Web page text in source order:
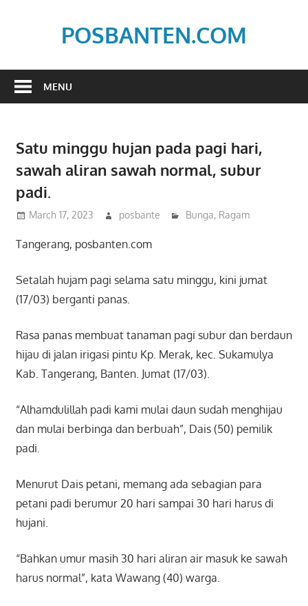
POSBANTEN.COM
Dan
MENU
Satu minggu hujan pada pagi hari,
sawah aliran sawah normal, subur
padi.
March 17, 2023 posbante Bunga, Ragam
Tangerang, posbanten.com
Setalah hujam pagi selama satu minggu, kini jumat
(17/03) berganti panas.
Rasa panas membuat tanaman pagi subur dan berdaun
hijau di jalan irigasi pintu Kp. Merak, kec. Sukamulya
Kab. Tangerang, Banten. Jumat (17/03).
“Alhamdulillah padi kami mulai daun sudah menghijau
dan mulai berbinga dan berbuah”, Dais (50) pemilik
padi.
Menurut Dais petani, memang ada sebagian para
petani padi berumur 20 hari sampai 30 hari harus di
hujani.
“Bahkan umur masih 30 hari aliran air masuk ke sawah
harus normal”, kata Wawang (40) warga.